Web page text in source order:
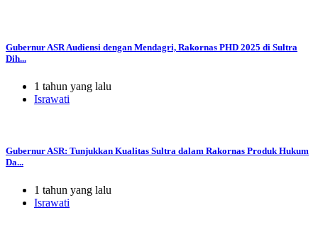
Gubernur ASR Audiensi dengan Mendagri, Rakornas PHD 2025 di Sultra
Dih...
1 tahun yang lalu
Israwati
Gubernur ASR: Tunjukkan Kualitas Sultra dalam Rakornas Produk Hukum
Da...
1 tahun yang lalu
Israwati